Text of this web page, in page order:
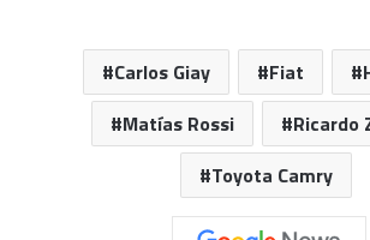
Carlos Giay Fiat
Matías Rossi
Ricardo
Toyota Camry